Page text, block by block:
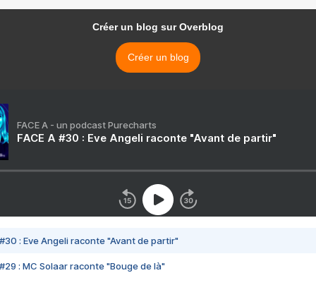
Créer un blog sur Overblog
Créer un blog
FACE A - un podcast Purecharts
FACE A #30 : Eve Angeli raconte "Avant de partir"
#30 : Eve Angeli raconte "Avant de partir"
#29 : MC Solaar raconte "Bouge de là"